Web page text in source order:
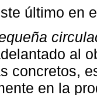
último en
al
concretos,
en la